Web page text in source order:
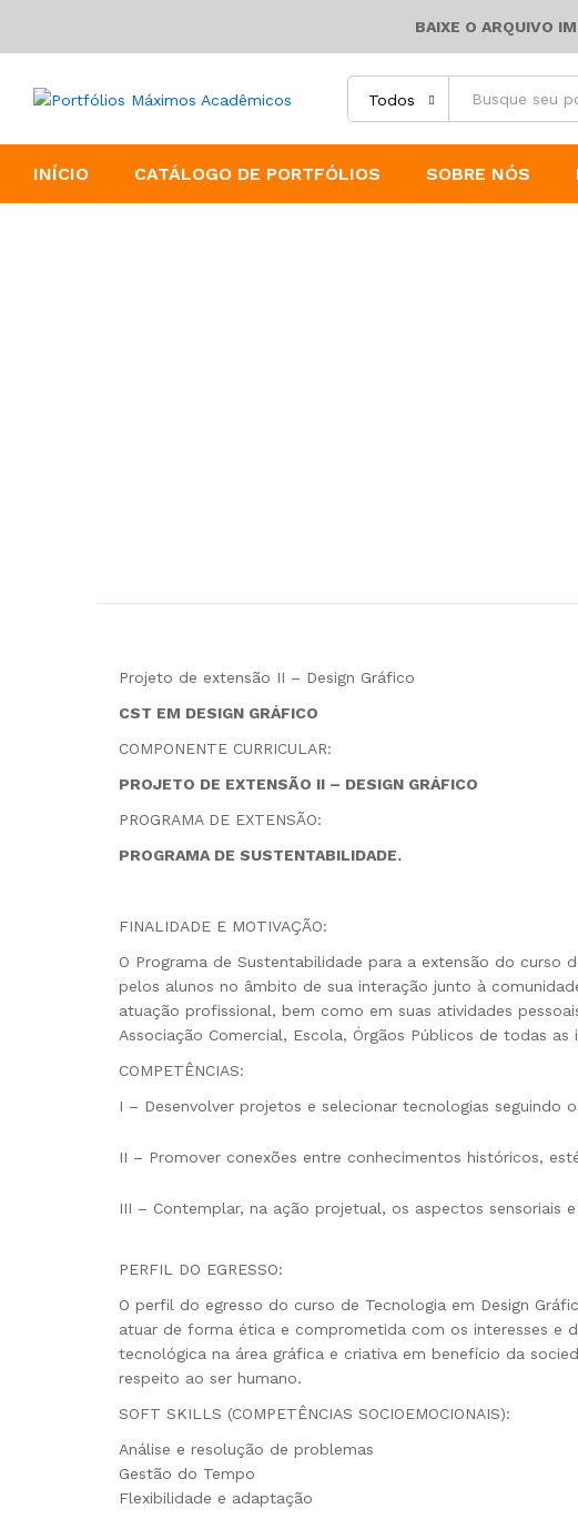
BAIXE O ARQUIVO
Todos
INÍCIO CATÁLOGO DE PORTFÓLIOS SOBRE NÓS
Projeto de extensão II – Design Gráfico
CST EM DESIGN GRÁFICO
COMPONENTE CURRICULAR:
PROJETO DE EXTENSÃO II – DESIGN GRÁFICO
PROGRAMA DE EXTENSÃO:
PROGRAMA DE SUSTENTABILIDADE.
FINALIDADE E MOTIVAÇÃO:
O Programa de Sustentabilidade para a extensão do curso
pelos alunos no âmbito de sua interação junto à
atuação profissional, bem como em suas atividades
Associação Comercial, Escola, Órgãos Públicos de todas as
COMPETÊNCIAS:
I – Desenvolver projetos e selecionar tecnologias seguindo
II – Promover conexões entre conhecimentos históricos,
III – Contemplar, na ação projetual, os aspectos sensoriais
PERFIL DO EGRESSO:
O perfil do egresso do curso de Tecnologia em Design
atuar de forma ética e comprometida com os interesses e
tecnológica na área gráfica e criativa em benefício da
respeito ao ser humano.
SOFT SKILLS (COMPETÊNCIAS SOCIOEMOCIONAIS):
Análise e resolução de problemas
Gestão do Tempo
Flexibilidade e adaptação